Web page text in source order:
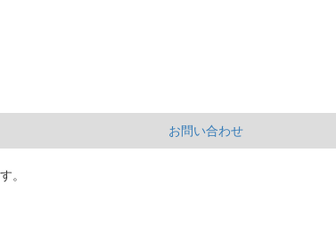
お問い合わせ
。